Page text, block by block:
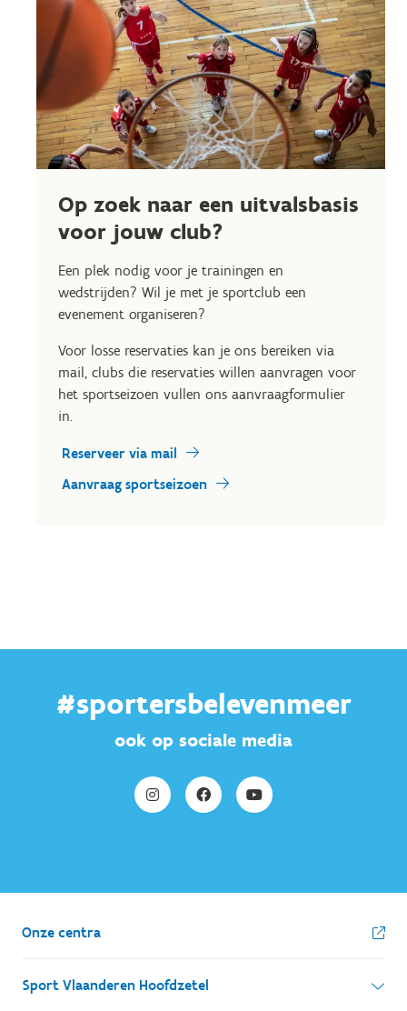
Op zoek naar een uitvalsbasis
voor jouw club?
Een plek nodig voor je trainingen en
wedstrijden? Wil je met je sportclub een
evenement organiseren?
Voor losse reservaties kan je ons bereiken via
mail, clubs die reservaties willen aanvragen voor
het sportseizoen vullen ons aanvraagformulier
in.
Reserveer via mail
Aanvraag sportseizoen
#sportersbelevenmeer
ook op sociale media
Onze centra
Sport Vlaanderen Hoofdzetel